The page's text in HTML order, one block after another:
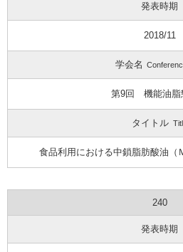
発表時期
2018/11
学会名
第9回 機能油脂
タイトル
食品利用における中鎖脂肪酸油（
240
発表時期